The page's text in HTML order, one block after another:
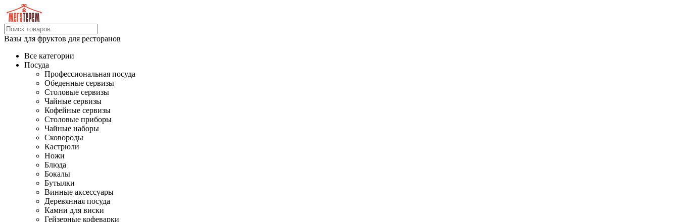
Вазы для фруктов для ресторанов
Все категории
Посуда
Профессиональная посуда
Обеденные сервизы
Столовые сервизы
Чайные сервизы
Кофейные сервизы
Столовые приборы
Чайные наборы
Сковороды
Кастрюли
Ножи
Блюда
Бокалы
Бутылки
Винные аксессуары
Деревянная посуда
Камни для виски
Гейзерные кофеварки